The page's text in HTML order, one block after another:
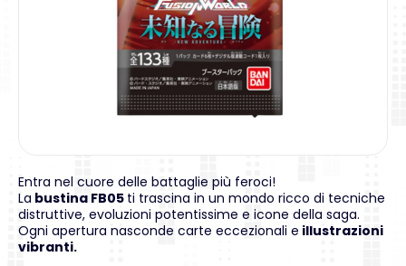
Entra nel cuore delle battaglie più feroci!
La bustina FB05 ti trascina in un mondo ricco di tecniche
distruttive, evoluzioni potentissime e icone della saga.
Ogni apertura nasconde carte eccezionali e illustrazioni
vibranti.